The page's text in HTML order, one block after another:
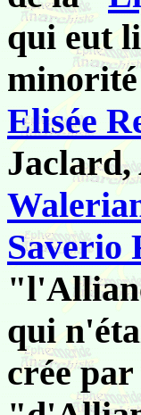
qui eut
minorité
Elisée
Saverio
qui
crée